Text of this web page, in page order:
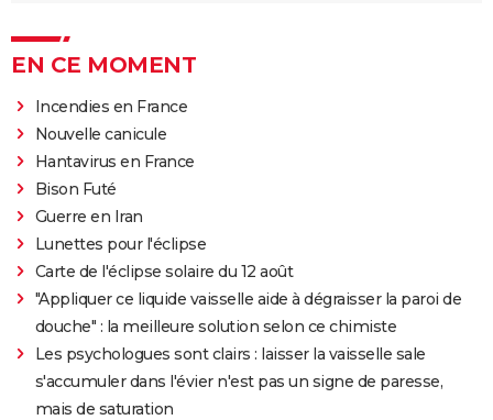
EN CE MOMENT
Incendies en France
Nouvelle canicule
Hantavirus en France
Bison Futé
Guerre en Iran
Lunettes pour l'éclipse
Carte de l'éclipse solaire du 12 août
"Appliquer ce liquide vaisselle aide à dégraisser la paroi de
douche" : la meilleure solution selon ce chimiste
Les psychologues sont clairs : laisser la vaisselle sale
s'accumuler dans l'évier n'est pas un signe de paresse,
mais de saturation